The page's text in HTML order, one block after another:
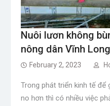
Nuôi lươn không
nông dân Vĩnh
February 2, 2023
Trong phát triển kinh tế
no hơn thì có nhiều việc